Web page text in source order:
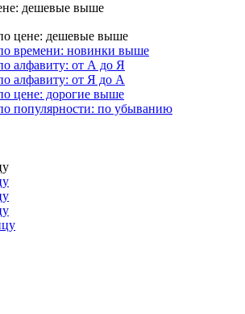
дешевые выше
цене: дешевые выше
времени: новинки выше
алфавиту: от А до Я
алфавиту: от Я до А
цене: дорогие выше
популярности: по убыванию